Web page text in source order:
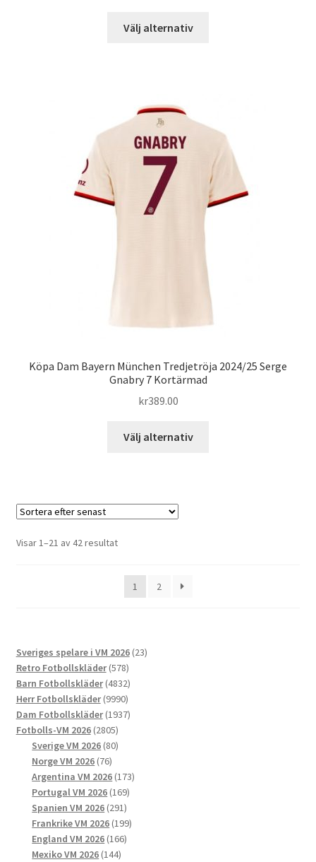
Välj alternativ
De
olika
alternativen
kan
väljas
Köpa Dam Bayern München Tredjetröja 2024/25 Serge
Gnabry 7 Kortärmad
kr389.00
Välj alternativ
Visar 1–21 av 42 resultatSortera
senaste
1
2
Sveriges spelare i VM 2026 2323
Retro Fotbollskläder 578578
produkter
Barn Fotbollskläder 48324832
produkter
Herr Fotbollskläder 99909990
produkter
Dam Fotbollskläder 19371937
Fotbolls-VM 2026 28052805
produkter
Sverige VM 2026 8080
Norge VM 2026 7676
produkter
Argentina VM 2026 173173
Portugal VM 2026 169169
Spanien VM 2026 291291
produkter
Frankrike VM 2026 199199
England VM 2026 166166
Mexiko VM 2026 144144